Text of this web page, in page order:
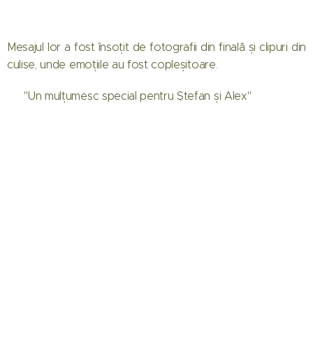
Mesajul lor a fost însoțit de fotografii din finală și clipuri din
culise, unde emoțiile au fost copleșitoare.
🤝 "Un mulțumesc special pentru Ștefan și Alex"